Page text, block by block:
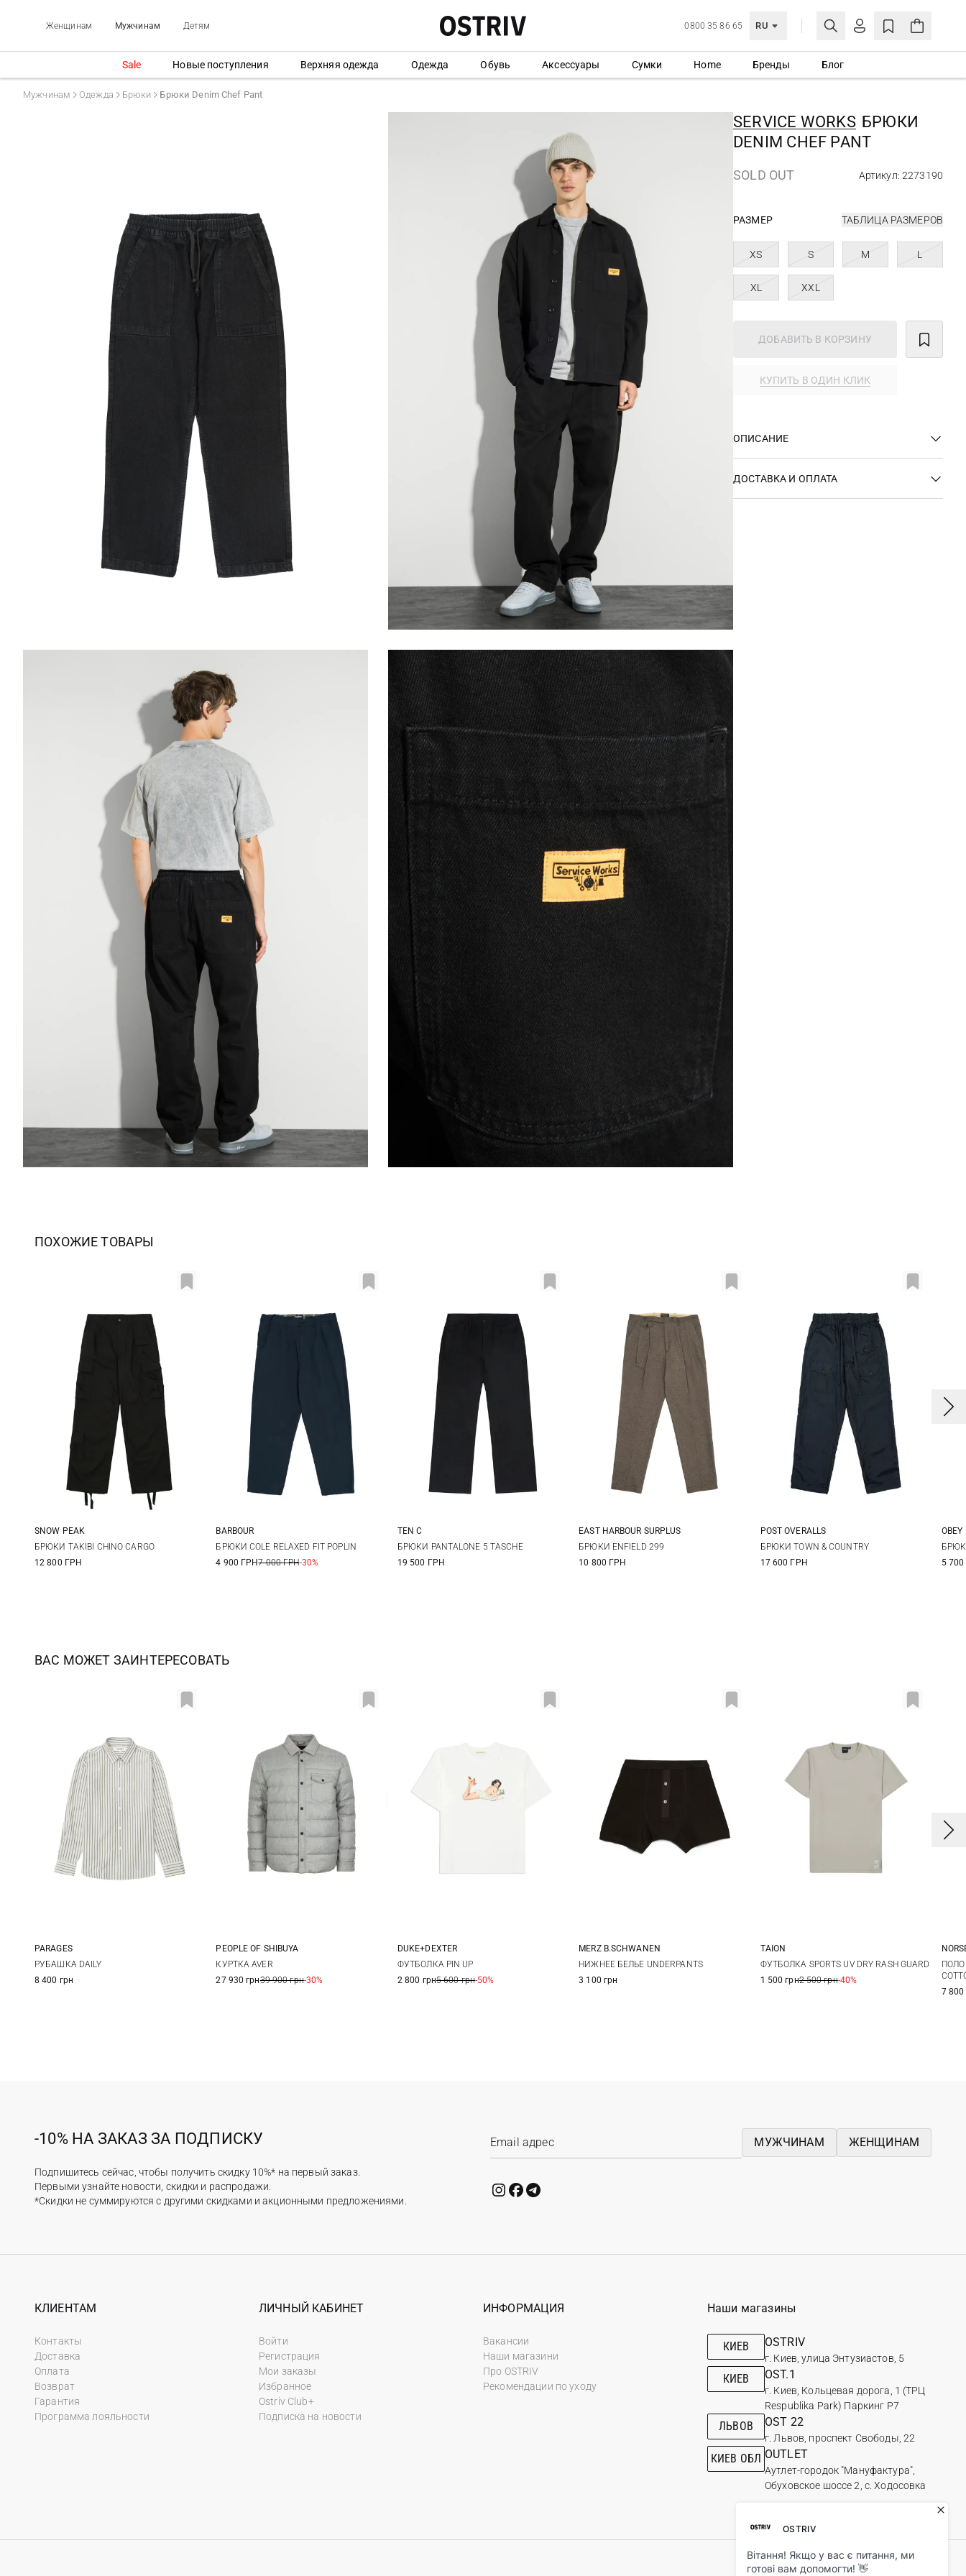
Женщинам Мужчинам Детям 0800 35 86 65 RU
ЛИЧНЫЙ КАБИНЕТ
Еще не зарегистрированы?
СОЗДАТЬ УЧЕТНУЮ ЗАПИСЬ
Sale Новые поступления Верхняя одежда Одежда Обувь Аксессуары Сумки Home Бренды Блог
Мужчинам Одежда Брюки Брюки Denim Chef Pant
SERVICE WORKS БРЮКИ
DENIM CHEF PANT
SOLD OUT Артикул: 2273190
РАЗМЕР ТАБЛИЦА РАЗМЕРОВ
XS S M L
XL XXL
ДОБАВИТЬ В КОРЗИНУ
КУПИТЬ В ОДИН КЛИК
ОПИСАНИЕ
ДОСТАВКА И ОПЛАТА
ПОХОЖИЕ ТОВАРЫ
S M L
SNOW PEAK
БРЮКИ TAKIBI CHINO CARGO
12 800 ГРН
M L XL
BARBOUR
БРЮКИ COLE RELAXED FIT POPLIN
4 900 ГРН7 000 ГРН-30%
48 50 52
TEN C
БРЮКИ PANTALONE 5 TASCHE
19 500 ГРН
46 48
EAST HARBOUR SURPLUS
БРЮКИ ENFIELD 299
10 800 ГРН
M L XL
POST OVERALLS
БРЮКИ TOWN & COUNTRY
17 600 ГРН
OBEY
5
ВАС МОЖЕТ ЗАИНТЕРЕСОВАТЬ
M L
PARAGES
РУБАШКА DAILY
8 400 грн
48
PEOPLE OF SHIBUYA
КУРТКА AVER
27 930 грн39 900 грн-30%
M L
DUKE+DEXTER
ФУТБОЛКА PIN UP
2 800 грн5 600 грн-50%
S M L
MERZ B.SCHWANEN
НИЖНЕЕ БЕЛЬЕ UNDERPANTS
3 100 грн
S M L
TAION
ФУТБОЛКА SPORTS UV DRY RASH GUARD
1 500 грн2 500 грн-40%
S
ПОЛО
7 800
-10% НА ЗАКАЗ ЗА ПОДПИСКУ
Подпишитесь сейчас, чтобы получить скидку 10%* на первый заказ.
Первыми узнайте новости, скидки и распродажи.
*Скидки не суммируются с другими скидками и акционными предложениями.
МУЖЧИНАМ ЖЕНЩИНАМ
КЛИЕНТАМ
Контакты
Доставка
Оплата
Возврат
Гарантия
Программа лояльности
ЛИЧНЫЙ КАБИНЕТ
Войти
Регистрация
Мои заказы
Избранное
Ostriv Club+
Подписка на новости
ИНФОРМАЦИЯ
Вакансии
Наши магазини
Про OSTRIV
Рекомендации по уходу
Наши магазины
КИЕВ OSTRIV
г. Киев, улица Энтузиастов, 5
КИЕВ OST.1
г. Киев, Кольцевая дорога, 1 (ТРЦ
Respublika Park) Паркинг Р7
ЛЬВОВ OST 22
г. Львов, проспект Свободы, 22
КИЕВ ОБЛ OUTLET
Аутлет-городок "Мануфактура",
Обуховское шоссе 2, с. Ходосовка